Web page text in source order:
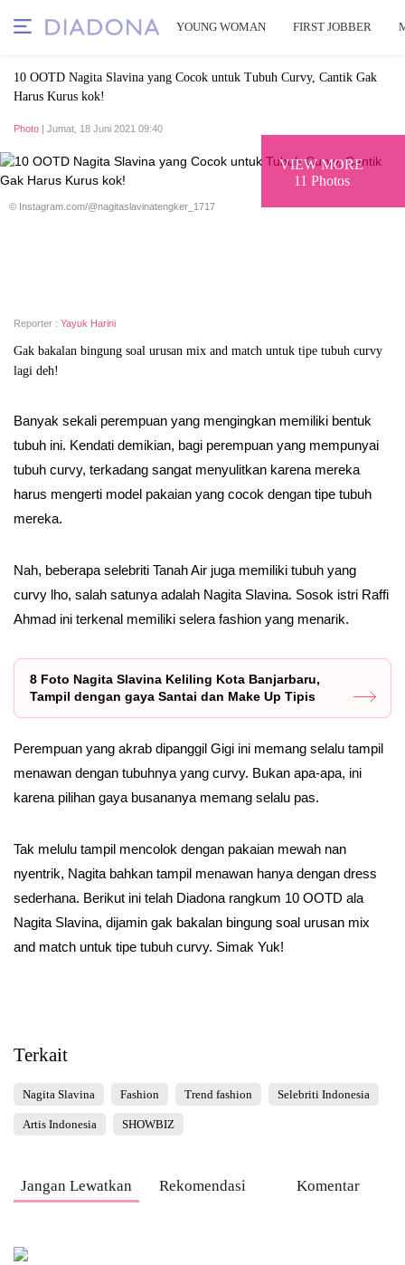
YOUNG WOMAN FIRST JOBBER
10 OOTD Nagita Slavina yang Cocok untuk Tubuh Curvy, Cantik Gak
Harus Kurus kok!
Photo | Jumat, 18 Juni 2021 09:40
VIEW MORE
11 Photos
© Instagram.com/@nagitaslavinatengker_1717
Reporter : Yayuk Harini
Gak bakalan bingung soal urusan mix and match untuk tipe tubuh curvy
lagi deh!
Banyak sekali perempuan yang mengingkan memiliki bentuk
tubuh ini. Kendati demikian, bagi perempuan yang mempunyai
tubuh curvy, terkadang sangat menyulitkan karena mereka
harus mengerti model pakaian yang cocok dengan tipe tubuh
mereka.
Nah, beberapa selebriti Tanah Air juga memiliki tubuh yang
curvy lho, salah satunya adalah Nagita Slavina. Sosok istri Raffi
Ahmad ini terkenal memiliki selera fashion yang menarik.
8 Foto Nagita Slavina Keliling Kota Banjarbaru,
Tampil dengan gaya Santai dan Make Up Tipis
Perempuan yang akrab dipanggil Gigi ini memang selalu tampil
menawan dengan tubuhnya yang curvy. Bukan apa-apa, ini
karena pilihan gaya busananya memang selalu pas.
Tak melulu tampil mencolok dengan pakaian mewah nan
nyentrik, Nagita bahkan tampil menawan hanya dengan dress
sederhana. Berikut ini telah Diadona rangkum 10 OOTD ala
Nagita Slavina, dijamin gak bakalan bingung soal urusan mix
and match untuk tipe tubuh curvy. Simak Yuk!
Terkait
Nagita Slavina Fashion Trend fashion Selebriti Indonesia
Artis Indonesia SHOWBIZ
Jangan Lewatkan Rekomendasi Komentar